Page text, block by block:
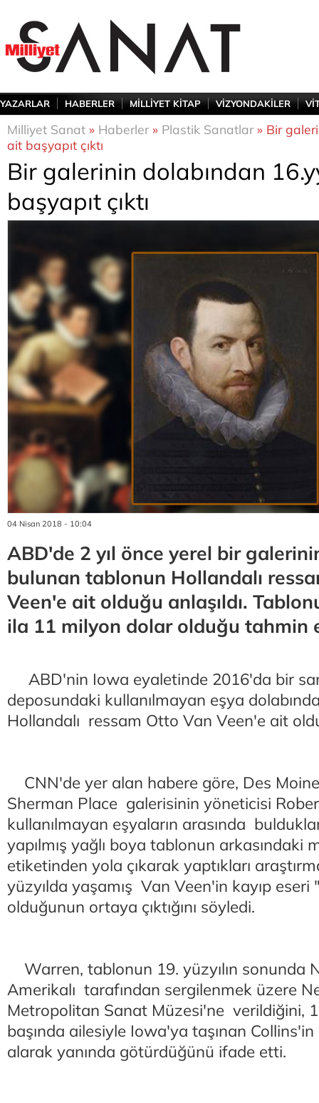
YAZARLAR HABERLER MİLLİYET KİTAP VİZYONDAKİLER
Milliyet Sanat » Haberler» Plastik Sanatlar» Bir
ait başyapıt çıktı
Bir galerinin dolabından
başyapıt çıktı
04 Nisan 2018 - 10:04
ABD'de 2 yıl önce yerel bir
bulunan tablonun Hollandalı
Veen'e ait olduğu anlaşıldı.
ila 11 milyon dolar olduğu tahmin
ABD'nin Iowa eyaletinde 2016'da bir
deposundaki kullanılmayan eşya
Hollandalı ressam Otto Van Veen'e ait
CNN'de yer alan habere göre, Des
Sherman Place galerisinin yöneticisi
kullanılmayan eşyaların arasında
yapılmış yağlı boya tablonun arkasındaki
etiketinden yola çıkarak yaptıkları
yüzyılda yaşamış Van Veen'in kayıp
olduğunun ortaya çıktığını söyledi.
Warren, tablonun 19. yüzyılın sonunda
Amerikalı tarafından sergilenmek üzere
Metropolitan Sanat Müzesi'ne verildiğini,
başında ailesiyle Iowa'ya taşınan
alarak yanında götürdüğünü ifade etti.